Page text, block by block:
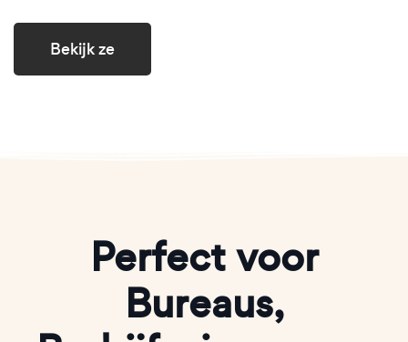
Bekijk ze
Perfect voor
Bureaus,